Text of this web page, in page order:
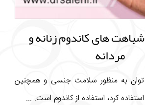
های کاندوم زنانه و
مردانه
توان به منظور سلامت جنسی و همچنین
کرد، استفاده از کاندوم است. ...